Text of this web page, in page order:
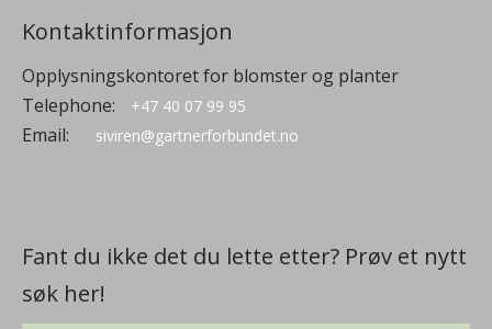
Kontaktinformasjon
Opplysningskontoret for blomster og planter
Telephone:
+47 40 07 99 95
Email: siviren@gartnerforbundet.no
Fant du ikke det du lette etter? Prøv et nytt
søk her!